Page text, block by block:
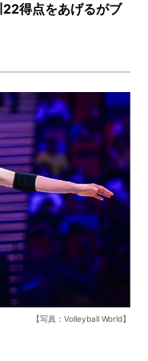
得点をあげるがブ
【写真：Volleyball World】